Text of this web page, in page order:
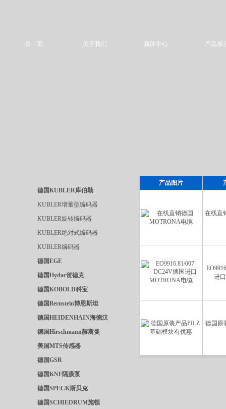
首 页 关于我们 新闻中心 产品展
德国KUBLER库伯勒
KUBLER增量型编码器
KUBLER旋转编码器
KUBLER绝对式编码器
KUBLER编码器
德国EGE
德国Hydac贺德克
德国KOBOLD科宝
德国Bernstein博恩斯坦
德国HEIDENHAIN海德汉
德国Hirschmann赫斯曼
美国MTS传感器
德国GSR
德国KNF隔膜泵
德国SPECK斯贝克
德国SCHIEDRUM施顿
产品图片
在线直
进
德国原